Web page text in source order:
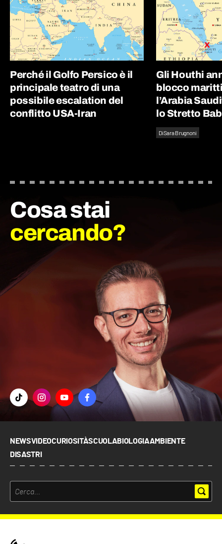
Perché il Golfo Persico è il
principale teatro di una
possibile escalation del
conflitto USA-Iran
Gli Houthi
blocco
l’Arabia
lo Stretto
DiSara Brugnoni
Cosa stai
cercando?
NEWSVIDEOCURIOSITÀSCUOLABIOLOGIAAMBIENTE
DISASTRI